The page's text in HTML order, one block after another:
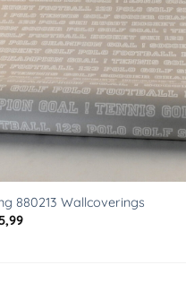
880213 Wallcoverings
5,99Huidige